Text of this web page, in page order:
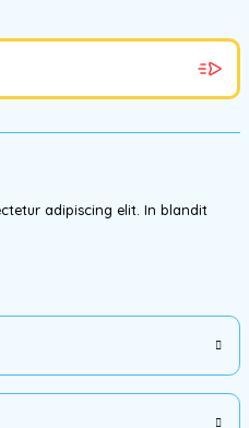
adipiscing elit. In blandit